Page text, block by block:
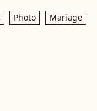
Photo
Mariage